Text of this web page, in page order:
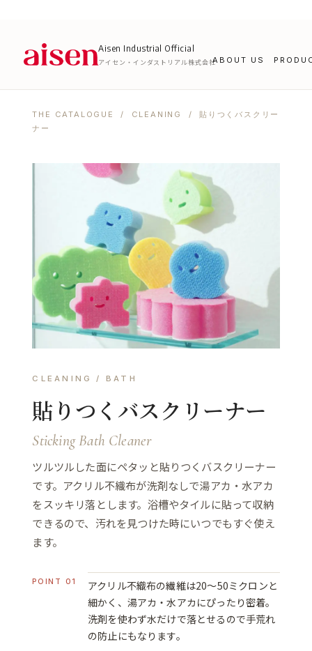
Aisen Industrial Official
アイセン・インダストリアル株式会社ABOUT US
THE CATALOGUE / CLEANING
/ 貼りつくバスクリー
ナー
CLEANING / BATH
貼りつくバスクリーナー
Sticking Bath Cleaner
ツルツルした面にペタッと貼りつくバスクリーナー
です。アクリル不織布が洗剤なしで湯アカ・水アカ
をスッキリ落とします。浴槽やタイルに貼って収納
できるので、汚れを見つけた時にいつでもすぐ使え
ます。
POINT 01
アクリル不織布の繊維は20〜50ミクロンと
細かく、湯アカ・水アカにぴったり密着。
洗剤を使わず水だけで落とせるので手荒れ
の防止にもなります。